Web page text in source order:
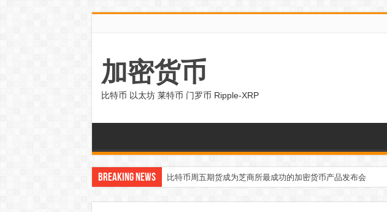
加密货币
比特币 以太坊 莱特币 门罗币 Ripple-XRP
Breaking News 比特币周五期货成为芝商所最成功的加密货币产品发布会